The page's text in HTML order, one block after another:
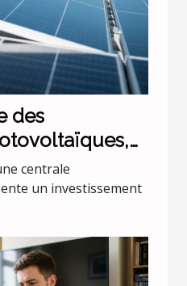
des
rendement
la Sarthe
centrale
un investissement